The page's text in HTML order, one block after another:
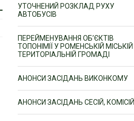
УТОЧНЕНИЙ РОЗКЛАД РУХУ
АВТОБУСІВ
ПЕРЕЙМЕНУВАННЯ ОБ’ЄКТІВ
ТОПОНІМІЇ У РОМЕНСЬКІЙ МІСЬКІЙ
ТЕРИТОРІАЛЬНІЙ ГРОМАДІ
АНОНСИ ЗАСІДАНЬ ВИКОНКОМУ
АНОНСИ ЗАСІДАНЬ СЕСІЙ, КОМІСІЙ